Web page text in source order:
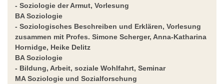
- Soziologie der Armut, Vorlesung
BA Soziologie
- Soziologisches Beschreiben und Erklären, Vorlesung
zusammen mit Profes. Simone Scherger, Anna-Katharina
Hornidge, Heike Delitz
BA Soziologie
- Bildung, Arbeit, soziale Wohlfahrt, Seminar
MA Soziologie und Sozialforschung